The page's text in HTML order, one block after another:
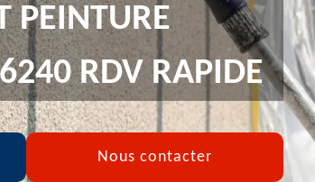
PEINTURE
RDV RAPIDE
Nous contacter